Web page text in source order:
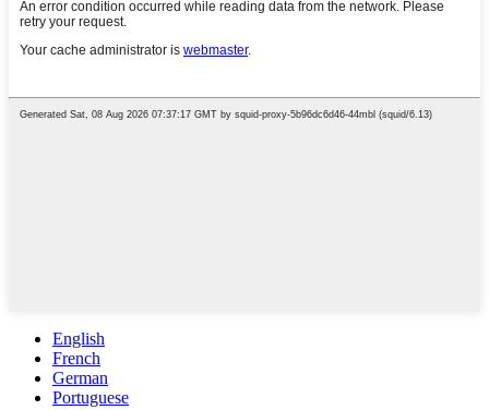
English
French
German
Portuguese